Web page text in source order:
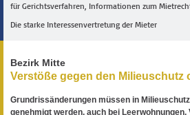
für Gerichtsverfahren, Informationen zum
Die starke Interessenvertretung der Mieter
Bezirk Mitte
Verstöße gegen den Milieuschutz
Grundrissänderungen müssen in
genehmigt werden, auch bei